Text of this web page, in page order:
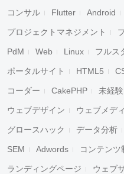
コンサル Flutter Android
プロジェクトマネジメント
PdM Web Linux フルス
ポータルサイト HTML5
コーダー CakePHP 未経験
ウェブデザイン ウェブメデ
グロースハック データ分析
SEM Adwords コンテンツ
ランディングページ ウェブ